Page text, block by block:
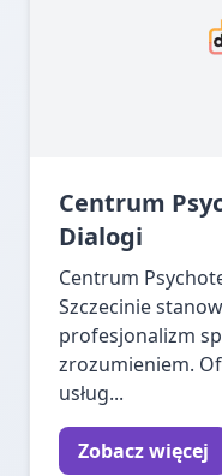
Centrum
Dialogi
Centrum
Szczecinie
profesjonalizm
zrozumieniem.
usług...
Zobacz więcej